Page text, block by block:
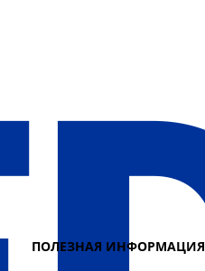
ПОЛЕЗНАЯ ИНФОРМАЦИЯ